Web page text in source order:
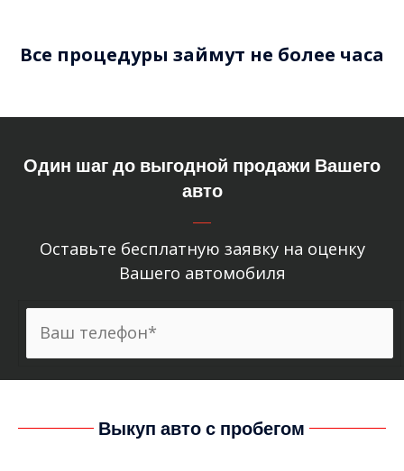
Все процедуры займут не более часа
Один шаг до выгодной продажи Вашего
авто
Оставьте бесплатную заявку на оценку
Вашего автомобиля
Выкуп авто с пробегом